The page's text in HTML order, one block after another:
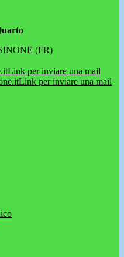
(FR)
Link per inviare una mail
Link per inviare una mail